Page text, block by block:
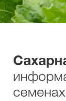
семенах